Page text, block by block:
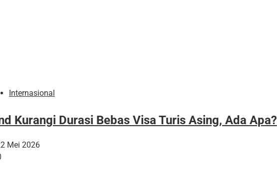
Internasional
Kurangi Durasi Bebas Visa Turis Asing, Ada Apa?
Mei 2026